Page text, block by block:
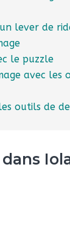
lever de
le puzzle
avec les
outils de